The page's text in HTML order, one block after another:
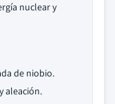
nuclear y
de niobio.
aleación.